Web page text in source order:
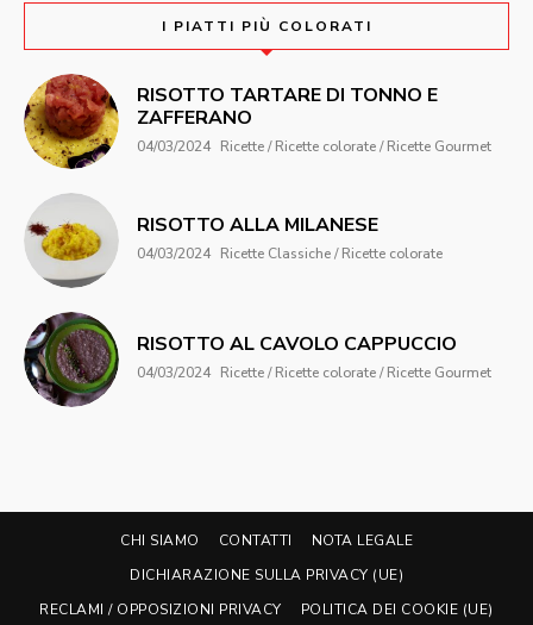
I PIATTI PIÙ COLORATI
RISOTTO TARTARE DI TONNO E
ZAFFERANO
04/03/2024 Ricette / Ricette colorate / Ricette Gourmet
RISOTTO ALLA MILANESE
04/03/2024 Ricette Classiche / Ricette colorate
RISOTTO AL CAVOLO CAPPUCCIO
04/03/2024 Ricette / Ricette colorate / Ricette Gourmet
CHI SIAMO CONTATTI
NOTA LEGALE
DICHIARAZIONE SULLA PRIVACY (UE)
RECLAMI / OPPOSIZIONI PRIVACY
POLITICA DEI COOKIE (UE)